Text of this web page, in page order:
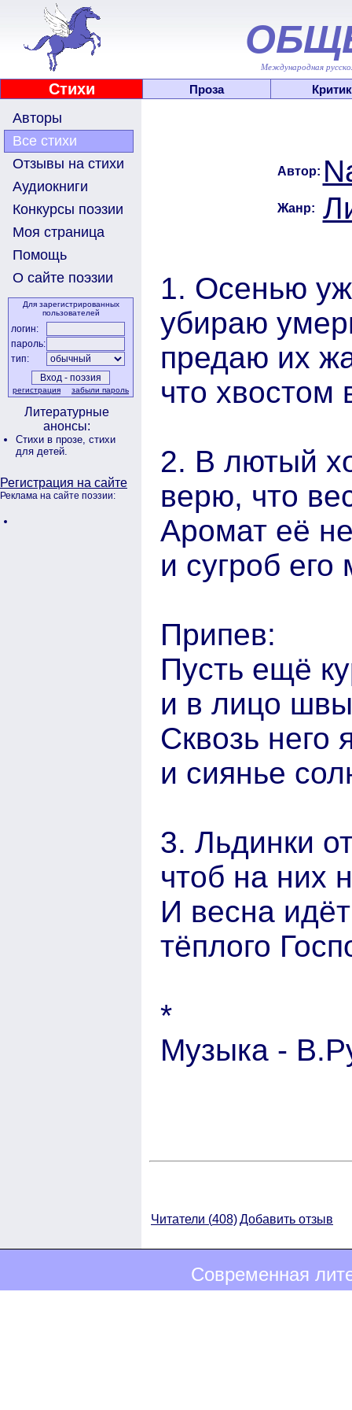
Международная
Стихи Проза
Авторы
Все стихи
Отзывы на стихи
Аудиокниги
Конкурсы поэзии
Моя страница
Помощь
О сайте поэзии
Для зарегистрированных
пользователей
логин:
пароль:
тип:
регистрация забыли пароль
Литературные
анонсы:
Стихи в прозе, стихи
для детей.
Регистрация на сайте
Реклама на сайте поэзии:
Автор:
Жанр:
1. Осенью
убираю
предаю их
что
2. В лютый
верю, что
Аромат её
и сугроб его
Припев:
Пусть ещё
и в лицо
Сквозь него
и сиянье
3. Льдинки
чтоб на них
И весна
тёплого
*
Музыка -
Читатели (408)Добавить отзыв
Современная